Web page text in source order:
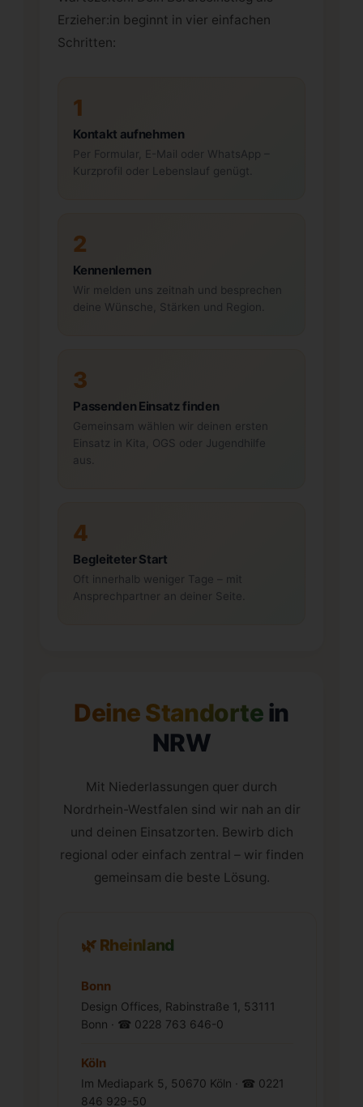
Erzieher:in beginnt in vier einfachen
Schritten:
1
Kontakt aufnehmen
Per Formular, E-Mail oder WhatsApp –
Kurzprofil oder Lebenslauf genügt.
2
Kennenlernen
Wir melden uns zeitnah und besprechen
deine Wünsche, Stärken und Region.
3
Passenden Einsatz finden
Gemeinsam wählen wir deinen ersten
Einsatz in Kita, OGS oder Jugendhilfe
aus.
4
Begleiteter Start
Oft innerhalb weniger Tage – mit
Ansprechpartner an deiner Seite.
Deine Standorte in
NRW
Mit Niederlassungen quer durch
Nordrhein-Westfalen sind wir nah an dir
und deinen Einsatzorten. Bewirb dich
regional oder einfach zentral – wir finden
gemeinsam die beste Lösung.
🌿 Rheinland
Bonn
Design Offices, Rabinstraße 1, 53111
Bonn · ☎ 0228 763 646-0
Köln
Im Mediapark 5, 50670 Köln · ☎ 0221
846 929-50